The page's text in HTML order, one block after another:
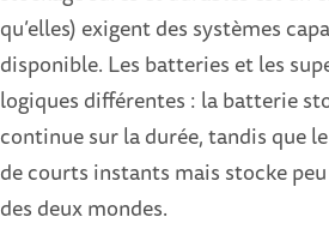
qu’elles) exigent des systèmes
disponible. Les batteries et les
logiques différentes : la batterie
continue sur la durée, tandis que
de courts instants mais stocke
des deux mondes.